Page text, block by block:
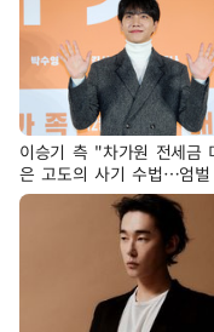
이승기 측 "차가원 전세금
은 고도의 사기 수법…엄